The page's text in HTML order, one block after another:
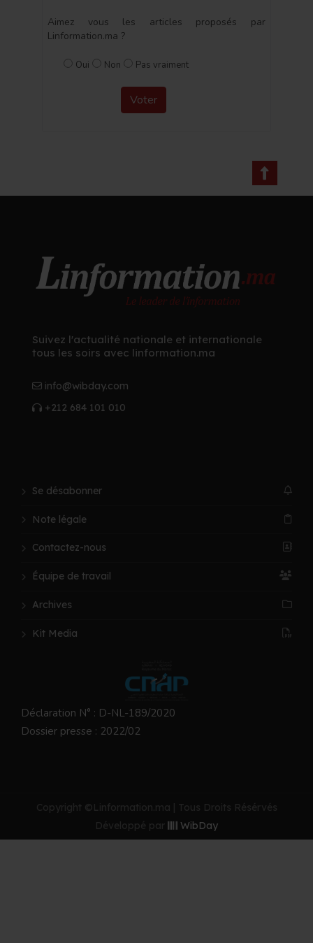
Aimez vous les articles proposés par
Linformation.ma ?
Oui Non Pas vraiment
Voter
Suivez l'actualité nationale et internationale
tous les soirs avec linformation.ma
info@wibday.com
+212 684 101 010
Se désabonner
Note légale
Contactez-nous
Équipe de travail
Archives
Kit Media
Déclaration N° : D-NL-189/2020
Dossier presse : 2022/02
Copyright ©Linformation.ma | Tous Droits Résérvés
Développé par
WibDay